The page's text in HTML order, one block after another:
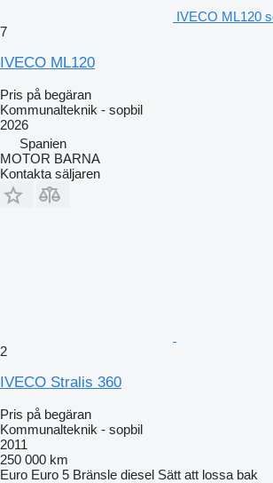
IVECO ML120
7
IVECO ML120
Pris på begäran
Kommunalteknik - sopbil
2026
Spanien
MOTOR BARNA
Kontakta säljaren
2
IVECO Stralis 360
Pris på begäran
Kommunalteknik - sopbil
2011
250 000 km
Euro Euro 5 Bränsle diesel Sätt att lossa bak